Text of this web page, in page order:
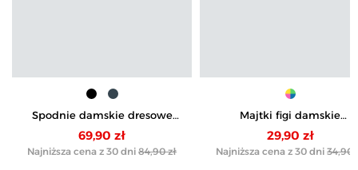
Spodnie damskie dresowe
bawełniane
69,90 zł
Najniższa cena z 30 dni 84,90 zł
Majtki figi damskie
bawełniane z
tyłem 4-pak
29,90 zł
Najniższa cena z 30 dni 34,90